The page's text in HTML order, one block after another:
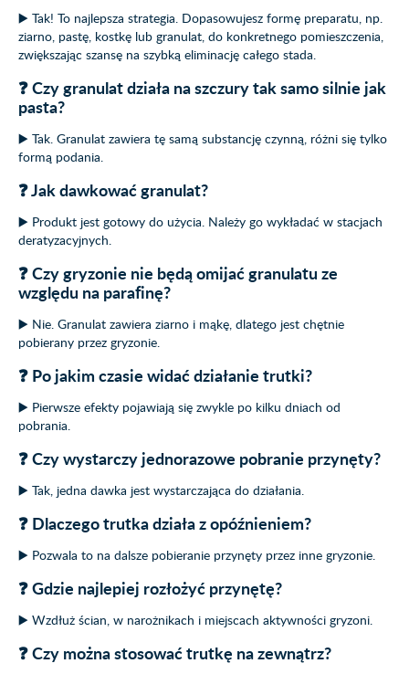
▶️ Tak! To najlepsza strategia. Dopasowujesz formę preparatu, np.
ziarno, pastę, kostkę lub granulat, do konkretnego pomieszczenia,
zwiększając szansę na szybką eliminację całego stada.
❓ Czy granulat działa na szczury tak samo silnie jak
pasta?
▶️ Tak. Granulat zawiera tę samą substancję czynną, różni się tylko
formą podania.
❓ Jak dawkować granulat?
▶️ Produkt jest gotowy do użycia. Należy go wykładać w stacjach
deratyzacyjnych.
❓ Czy gryzonie nie będą omijać granulatu ze
względu na parafinę?
▶️ Nie. Granulat zawiera ziarno i mąkę, dlatego jest chętnie
pobierany przez gryzonie.
❓ Po jakim czasie widać działanie trutki?
▶️ Pierwsze efekty pojawiają się zwykle po kilku dniach od
pobrania.
❓ Czy wystarczy jednorazowe pobranie przynęty?
▶️ Tak, jedna dawka jest wystarczająca do działania.
❓ Dlaczego trutka działa z opóźnieniem?
▶️ Pozwala to na dalsze pobieranie przynęty przez inne gryzonie.
❓ Gdzie najlepiej rozłożyć przynętę?
▶️ Wzdłuż ścian, w narożnikach i miejscach aktywności gryzoni.
❓ Czy można stosować trutkę na zewnątrz?